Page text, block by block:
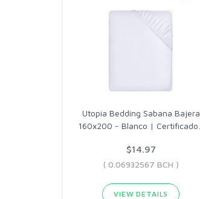
Utopia Bedding Sabana Bajera
160x200 - Blanco | Certificado
$14.97
( 0.06932567 BCH )
VIEW DETAILS